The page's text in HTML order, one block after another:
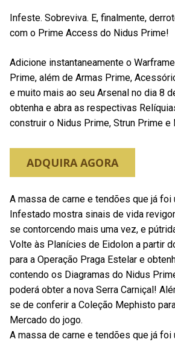
Infeste. Sobreviva. E, finalmente,
com o Prime Access do Nidus Prime!
Adicione instantaneamente o
Prime, além de Armas Prime,
e muito mais ao seu Arsenal no dia 8
obtenha e abra as respectivas
construir o Nidus Prime, Strun Prime e
ADQUIRA AGORA
A massa de carne e tendões que já foi
Infestado mostra sinais de vida
se contorcendo mais uma vez, e
Volte às Planícies de Eidolon a partir
para a Operação Praga Estelar e
contendo os Diagramas do Nidus
poderá obter a nova Serra Carniçal!
se de conferir a Coleção Mephisto
Mercado do jogo.
A massa de carne e tendões que já foi